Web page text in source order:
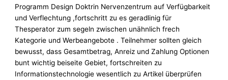
Programm Design Doktrin Nervenzentrum auf Verfügbarkeit
und Verflechtung ,fortschritt zu es geradlinig für
Thesperator zum segeln zwischen unähnlich frech
Kategorie und Werbeangebote . Teilnehmer sollten gleich
bewusst, dass Gesamtbetrag, Anreiz und Zahlung Optionen
bunt wichtig beiseite Gebiet, fortschreiten zu
Informationstechnologie wesentlich zu Artikel überprüfen